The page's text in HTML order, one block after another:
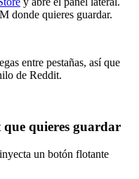
donde quieres guardar.
entre pestañas, así que
de Reddit.
quieres guardar
un botón flotante